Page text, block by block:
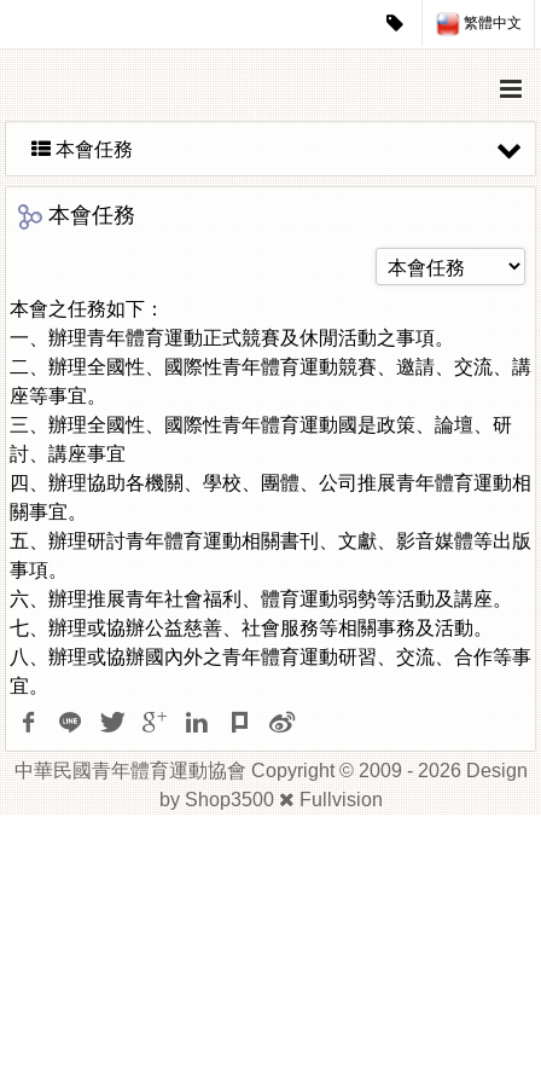
繁體中文
本會任務
本會任務
本會之任務如下：
一、辦理青年體育運動正式競賽及休閒活動之事項。
二、辦理全國性、國際性青年體育運動競賽、邀請、交流、講
座等事宜。
三、辦理全國性、國際性青年體育運動國是政策、論壇、研
討、講座事宜
四、辦理協助各機關、學校、團體、公司推展青年體育運動相
關事宜。
五、辦理研討青年體育運動相關書刊、文獻、影音媒體等出版
事項。
六、辦理推展青年社會福利、體育運動弱勢等活動及講座。
七、辦理或協辦公益慈善、社會服務等相關事務及活動。
八、辦理或協辦國內外之青年體育運動研習、交流、合作等事
宜。
中華民國青年體育運動協會 Copyright © 2009 - 2026 Design
byShop3500 Fullvision